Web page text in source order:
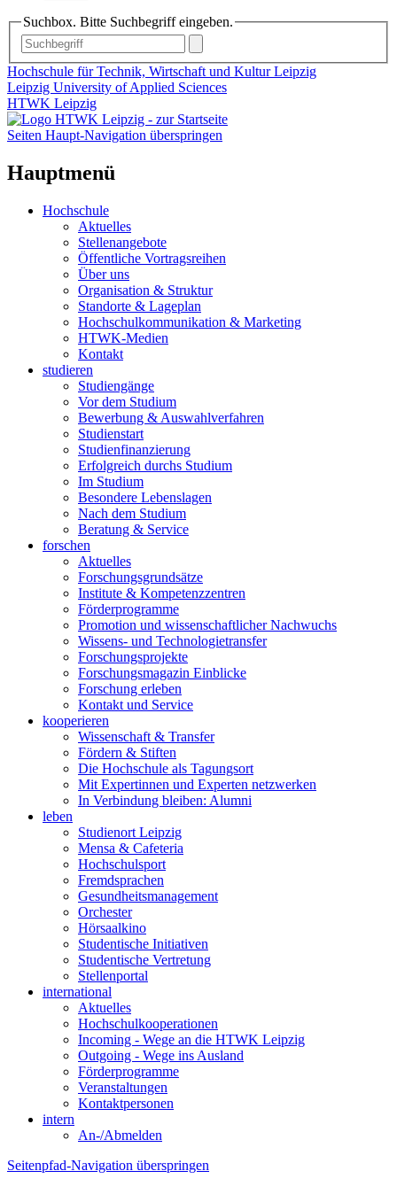
Suchbox. Bitte Suchbegriff eingeben.
Hochschule für Technik, Wirtschaft und Kultur Leipzig
Leipzig University of Applied Sciences
HTWK Leipzig
Seiten Haupt-Navigation überspringen
Hauptmenü
Hochschule
Aktuelles
Stellenangebote
Öffentliche Vortragsreihen
Über uns
Organisation & Struktur
Standorte & Lageplan
Hochschulkommunikation & Marketing
HTWK-Medien
Kontakt
studieren
Studiengänge
Vor dem Studium
Bewerbung & Auswahlverfahren
Studienstart
Studienfinanzierung
Erfolgreich durchs Studium
Im Studium
Besondere Lebenslagen
Nach dem Studium
Beratung & Service
forschen
Aktuelles
Forschungsgrundsätze
Institute & Kompetenzzentren
Förderprogramme
Promotion und wissenschaftlicher Nachwuchs
Wissens- und Technologietransfer
Forschungsprojekte
Forschungsmagazin Einblicke
Forschung erleben
Kontakt und Service
kooperieren
Wissenschaft & Transfer
Fördern & Stiften
Die Hochschule als Tagungsort
Mit Expertinnen und Experten netzwerken
In Verbindung bleiben: Alumni
leben
Studienort Leipzig
Mensa & Cafeteria
Hochschulsport
Fremdsprachen
Gesundheitsmanagement
Orchester
Hörsaalkino
Studentische Initiativen
Studentische Vertretung
Stellenportal
international
Aktuelles
Hochschulkooperationen
Incoming - Wege an die HTWK Leipzig
Outgoing - Wege ins Ausland
Förderprogramme
Veranstaltungen
Kontaktpersonen
intern
An-/Abmelden
Seitenpfad-Navigation überspringen